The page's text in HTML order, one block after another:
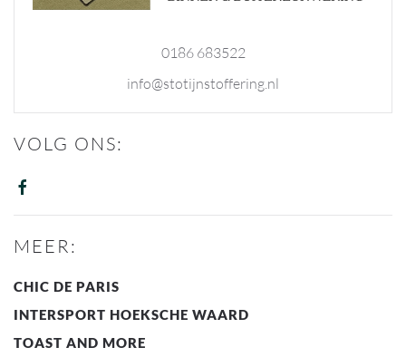
0186 683522
info@stotijnstoffering.nl
VOLG ONS:
MEER:
CHIC DE PARIS
INTERSPORT HOEKSCHE WAARD
TOAST AND MORE